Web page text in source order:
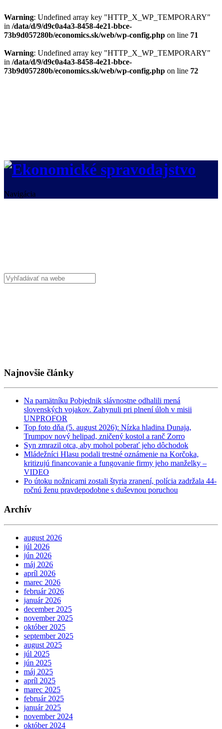
Warning: Undefined array key "HTTP_X_WP_TEMPORARY"
in /data/d/9/d9c0a4a3-8458-4e21-bbce-
73b9d057280b/economics.sk/web/wp-config.php on line 71
Warning: Undefined array key "HTTP_X_WP_TEMPORARY"
in /data/d/9/d9c0a4a3-8458-4e21-bbce-
73b9d057280b/economics.sk/web/wp-config.php on line 72
Navigácia
Najnovšie články
Na pamätníku Pobjednik slávnostne odhalili mená
slovenských vojakov. Zahynuli pri plnení úloh v misii
UNPROFOR
Top foto dňa (5. august 2026): Nízka hladina Dunaja,
Trumpov nový helipad, zničený kostol a ranč Zorro
Syn zmrazil otca, aby mohol poberať jeho dôchodok
Mládežníci Hlasu podali trestné oznámenie na Korčoka,
kritizujú financovanie a fungovanie firmy jeho manželky –
VIDEO
Po útoku nožnicami zostali štyria zranení, polícia zadržala 44-
ročnú ženu pravdepodobne s duševnou poruchou
Archív
august 2026
júl 2026
jún 2026
máj 2026
apríl 2026
marec 2026
február 2026
január 2026
december 2025
november 2025
október 2025
september 2025
august 2025
júl 2025
jún 2025
máj 2025
apríl 2025
marec 2025
február 2025
január 2025
november 2024
október 2024